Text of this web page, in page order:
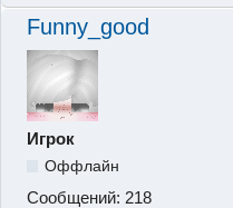
Funny_good
Игрок
Оффлайн
Сообщений: 218